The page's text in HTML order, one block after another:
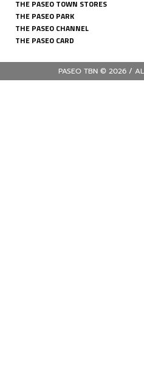
THE PASEO TOWN STORES
THE PASEO PARK
THE PASEO CHANNEL
THE PASEO CARD
PASEO TBN © 2026 /